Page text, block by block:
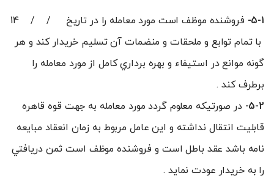
5-1-
فروشنده موظف است مورد معامله را در تاريخ / / 14
با تمام توابع و ملحقات و منضمات آن تسليم خريدار کند و هر
گونه موانع در استيفاء و بهره برداري کامل از مورد معامله را
برطرف کند .
5-2- در صورتيکه معلوم گردد مورد معامله به جهت قوه قاهره
قابليت انتقال نداشته و اين عامل مربوط به زمان انعقاد مبايعه
نامه باشد عقد باطل است و فروشنده موظف است ثمن دريافتي
را به خريدار عودت نمايد .